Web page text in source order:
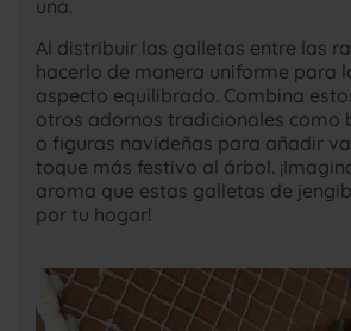
una.
Al distribuir las galletas entre las
hacerlo de manera uniforme para
aspecto equilibrado. Combina
otros adornos tradicionales como
o figuras navideñas para añadir
toque más festivo al árbol.
aroma que estas galletas de
por tu hogar!